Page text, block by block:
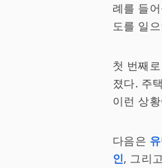
례를 들
도를 일
첫 번째로
졌다. 주
이런 상
다음은
인, 그리고